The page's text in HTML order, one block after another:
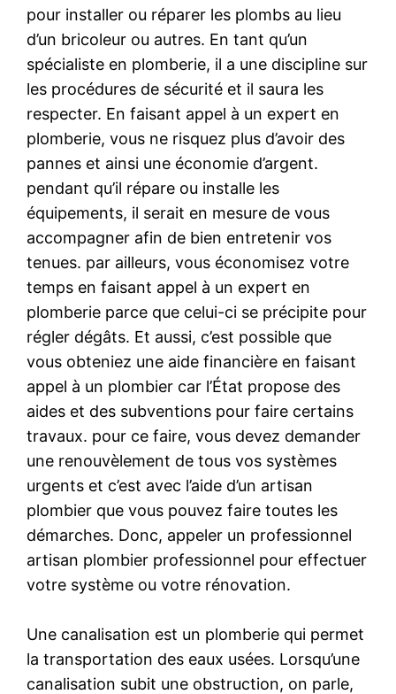
pour installer ou réparer les plombs au lieu
d’un bricoleur ou autres. En tant qu’un
spécialiste en plomberie, il a une discipline sur
les procédures de sécurité et il saura les
respecter. En faisant appel à un expert en
plomberie, vous ne risquez plus d’avoir des
pannes et ainsi une économie d’argent.
pendant qu’il répare ou installe les
équipements, il serait en mesure de vous
accompagner afin de bien entretenir vos
tenues. par ailleurs, vous économisez votre
temps en faisant appel à un expert en
plomberie parce que celui-ci se précipite pour
régler dégâts. Et aussi, c’est possible que
vous obteniez une aide financière en faisant
appel à un plombier car l’État propose des
aides et des subventions pour faire certains
travaux. pour ce faire, vous devez demander
une renouvèlement de tous vos systèmes
urgents et c’est avec l’aide d’un artisan
plombier que vous pouvez faire toutes les
démarches. Donc, appeler un professionnel
artisan plombier professionnel pour effectuer
votre système ou votre rénovation.
Une canalisation est un plomberie qui permet
la transportation des eaux usées. Lorsqu’une
canalisation subit une obstruction, on parle,